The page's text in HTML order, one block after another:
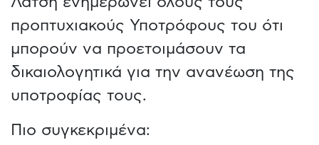
προπτυχιακούς Υποτρόφους του ότι
μπορούν να προετοιμάσουν τα
δικαιολογητικά για την ανανέωση της
υποτροφίας τους.
Πιο συγκεκριμένα: